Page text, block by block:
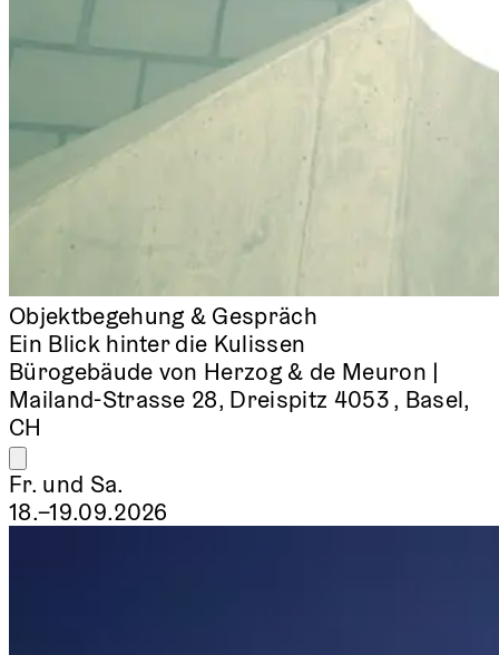
Objektbegehung & Gespräch
Ein Blick hinter die Kulissen
Bürogebäude von Herzog & de Meuron |
Mailand-Strasse 28, Dreispitz 4053 , Basel,
CH
Fr. und Sa.
18.–19.09.2026